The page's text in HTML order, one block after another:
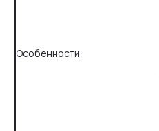
Особенности: